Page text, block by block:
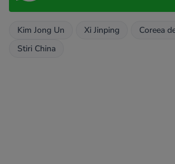
Kim Jong Un Xi Jinping
Coreea
Stiri China